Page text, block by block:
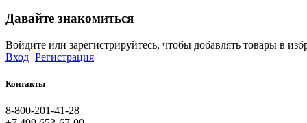
Давайте знакомиться
Войдите или зарегистрируйтесь, чтобы добавлять товары в
Вход Регистрация
Контакты
8-800-201-41-28